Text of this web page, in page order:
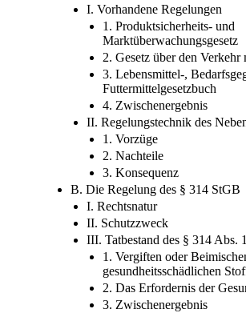
I. Vorhandene Regelungen
1. Produktsicherheits- und
Marktüberwachungsgesetz
2. Gesetz über den
3. Lebensmittel-,
Futtermittelgesetzbuch
4. Zwischenergebnis
II. Regelungstechnik des
1. Vorzüge
2. Nachteile
3. Konsequenz
B. Die Regelung des § 314 StGB
I. Rechtsnatur
II. Schutzzweck
III. Tatbestand des § 314 Abs.
1. Vergiften oder
gesundheitsschädlichen
2. Das Erfordernis der
3. Zwischenergebnis